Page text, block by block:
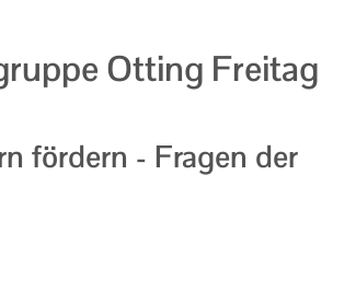
Otting Freitag
fördern - Fragen der